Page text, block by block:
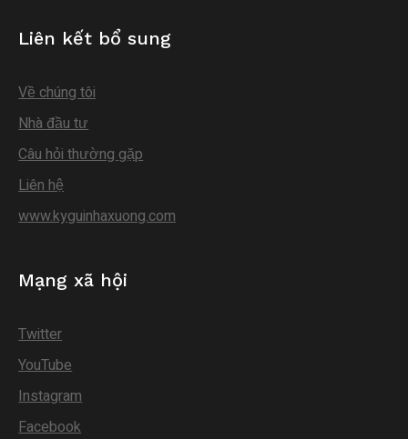
Liên kết bổ sung
Về chúng tôi
Nhà đầu tư
Câu hỏi thường gặp
Liên hệ
www.kyguinhaxuong.com
Mạng xã hội
Twitter
YouTube
Instagram
Facebook